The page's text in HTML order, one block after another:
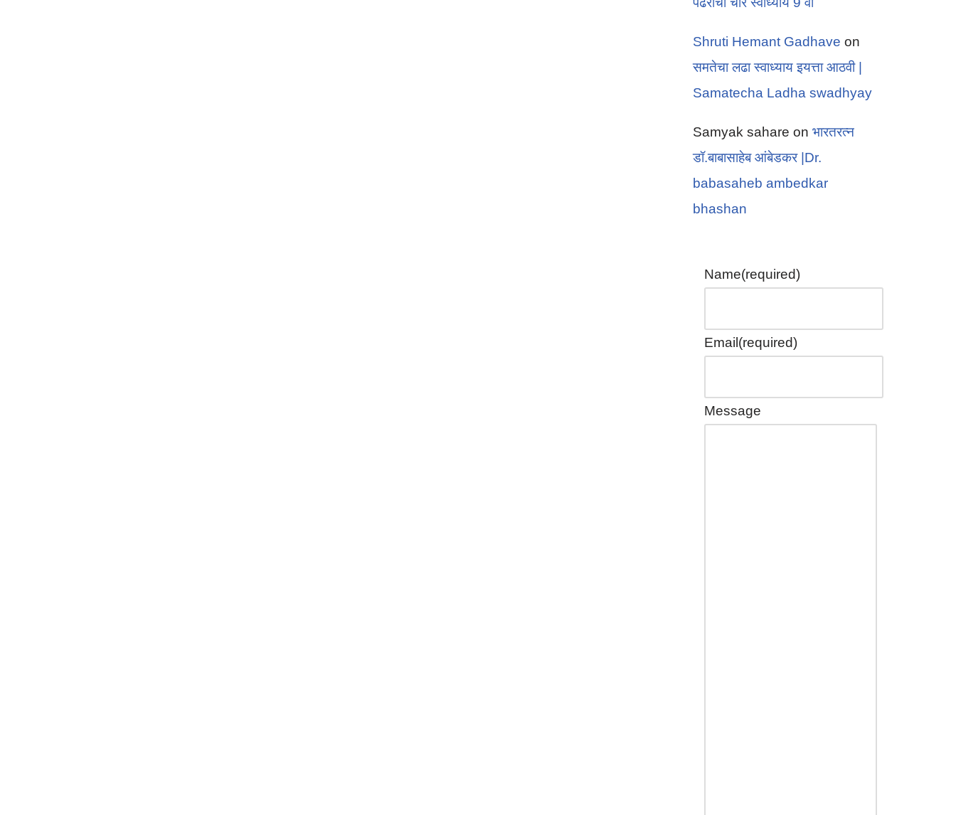
Shruti Hemant Gadhave on
समतेचा लढा स्वाध्याय इयत्ता आठवी |
Samatecha Ladha swadhyay
Samyak sahare onभारतरत्न
डॉ.बाबासाहेब आंबेडकर |Dr.
babasaheb ambedkar
bhashan
Name(required)
Email (required)
Message